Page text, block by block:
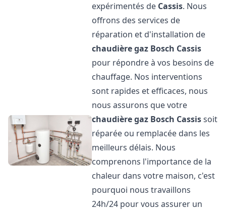
expérimentés de Cassis. Nous
offrons des services de
réparation et d'installation de
chaudière gaz Bosch Cassis
pour répondre à vos besoins de
chauffage. Nos interventions
sont rapides et efficaces, nous
nous assurons que votre
chaudière gaz Bosch Cassissoit
réparée ou remplacée dans les
meilleurs délais. Nous
comprenons l'importance de la
chaleur dans votre maison, c'est
pourquoi nous travaillons
24h/24 pour vous assurer un